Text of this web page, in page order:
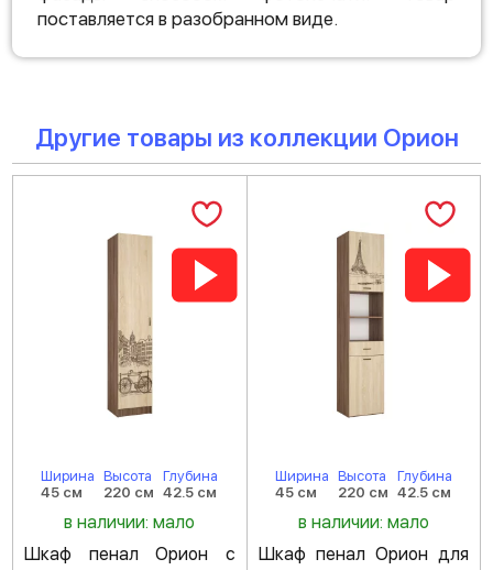
поставляется в разобранном виде.
Другие товары из коллекции Орион
Ширина
45 см
Высота
220 см
Глубина
42.5 см
в наличии: мало
Шкаф пенал Орион с
Ширина
45 см
Высота
220 см
Глубина
42.5 см
в наличии: мало
Шкаф пенал Орион для